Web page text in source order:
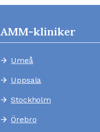
AMM-kliniker
arrow_forward Umeå
arrow_forward Uppsala
arrow_forward Stockholm
arrow_forward Örebro